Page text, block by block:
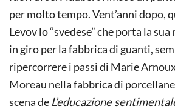
per molto tempo. Vent’anni dopo,
Levov lo “svedese” che porta la
in giro per la fabbrica di guanti,
ripercorrere i passi di Marie
Moreau nella fabbrica di
scena de L’educazione